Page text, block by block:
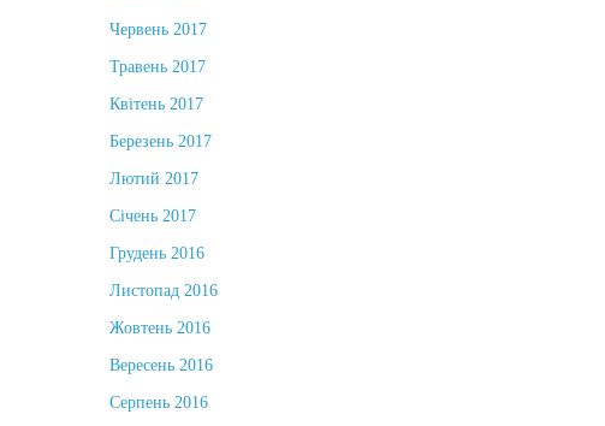
Червень 2017
Травень 2017
Квітень 2017
Березень 2017
Лютий 2017
Січень 2017
Грудень 2016
Листопад 2016
Жовтень 2016
Вересень 2016
Серпень 2016